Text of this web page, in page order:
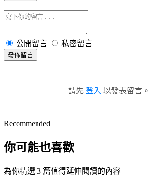
公開留言 私密留言
發佈留言
請先 登入 以發表留言。
Recommended
你可能也喜歡
為你精選 3 篇值得延伸閱讀的內容